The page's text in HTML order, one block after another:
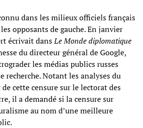
dans les milieux officiels français
opposants de gauche. En janvier
écrivait dansLe Monde diplomatique
du directeur général de Google,
les médias publics russes
recherche. Notant les analyses du
de cette censure sur le lectorat des
il a demandé si la censure sur
au nom d’une meilleure